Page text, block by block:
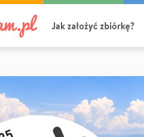
Jak założyć zbiórkę?